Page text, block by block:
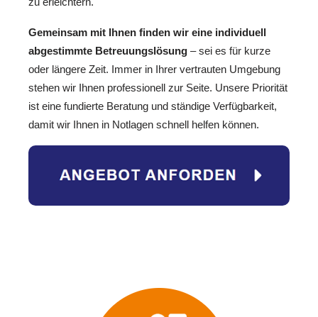
Gemeinsam mit Ihnen finden wir eine individuell
abgestimmte Betreuungslösung – sei es für kurze
oder längere Zeit. Immer in Ihrer vertrauten Umgebung
stehen wir Ihnen professionell zur Seite. Unsere Priorität
ist eine fundierte Beratung und ständige Verfügbarkeit,
damit wir Ihnen in Notlagen schnell helfen können.